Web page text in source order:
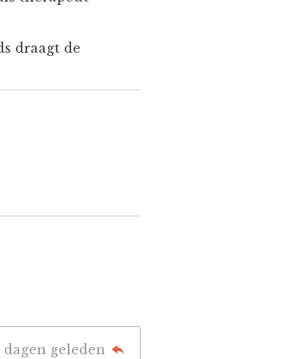
draagt de
dagen geleden